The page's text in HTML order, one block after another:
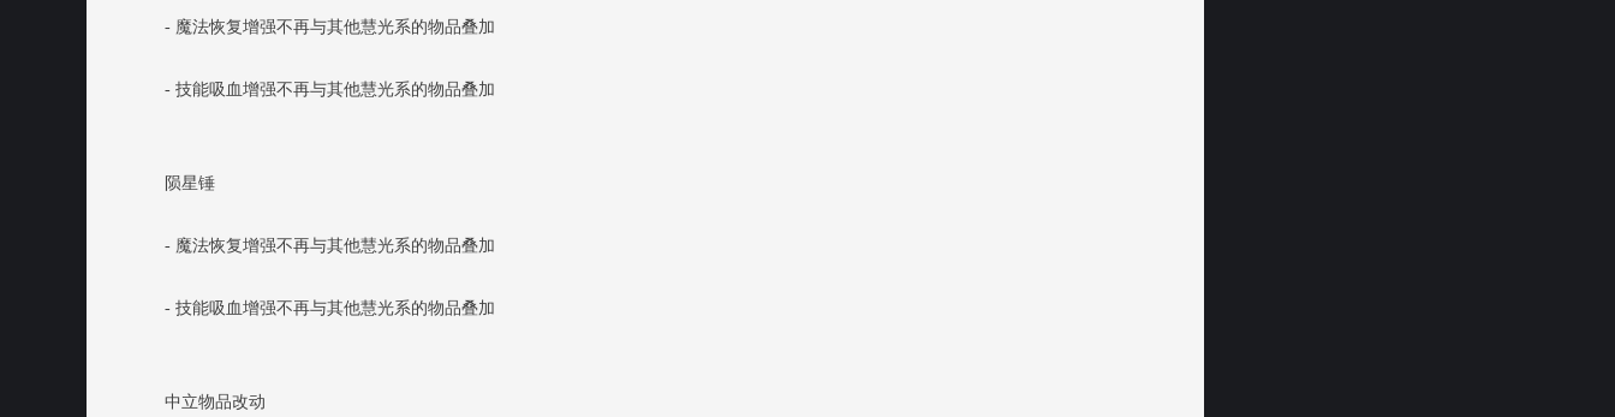
- 魔法恢复增强不再与其他慧光系的物品叠加
- 技能吸血增强不再与其他慧光系的物品叠加
陨星锤
- 魔法恢复增强不再与其他慧光系的物品叠加
- 技能吸血增强不再与其他慧光系的物品叠加
中立物品改动